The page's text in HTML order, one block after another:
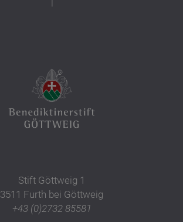
Stift Göttweig 1
3511 Furth bei Göttweig
+43 (0)2732 85581